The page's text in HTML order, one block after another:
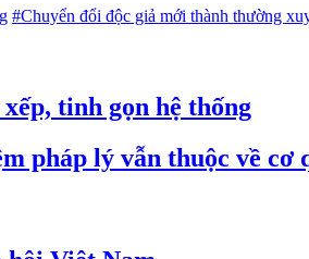
#Chuyển đổi độc giả mới thành thường
tinh gọn hệ thống
pháp lý vẫn thuộc về cơ